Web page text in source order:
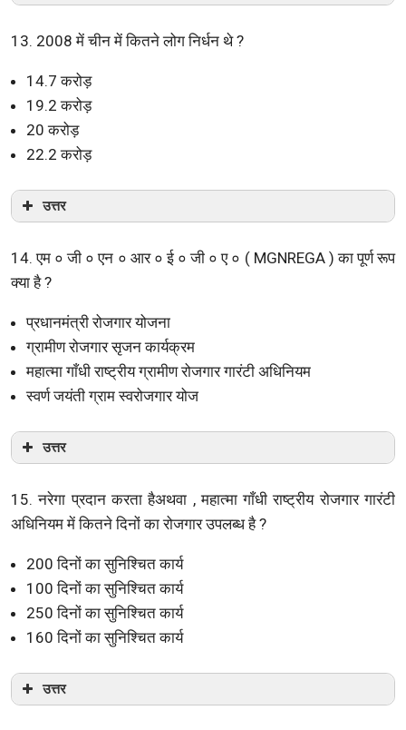
13. 2008 में चीन में कितने लोग निर्धन थे ?
14.7 करोड़
19.2 करोड़
20 करोड़
22.2 करोड़
उत्तर
14. एम ० जी ० एन ० आर ० ई ० जी ० ए ० ( MGNREGA ) का पूर्ण रूप
क्या है ?
प्रधानमंत्री रोजगार योजना
ग्रामीण रोजगार सृजन कार्यक्रम
महात्मा गाँधी राष्ट्रीय ग्रामीण रोजगार गारंटी अधिनियम
स्वर्ण जयंती ग्राम स्वरोजगार योज
उत्तर
15. नरेगा प्रदान करता हैअथवा , महात्मा गाँधी राष्ट्रीय रोजगार गारंटी
अधिनियम में कितने दिनों का रोजगार उपलब्ध है ?
200 दिनों का सुनिश्चित कार्य
100 दिनों का सुनिश्चित कार्य
250 दिनों का सुनिश्चित कार्य
160 दिनों का सुनिश्चित कार्य
उत्तर